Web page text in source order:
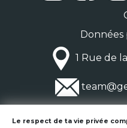
Données
1 Rue de
©
Le respect de ta vie privée